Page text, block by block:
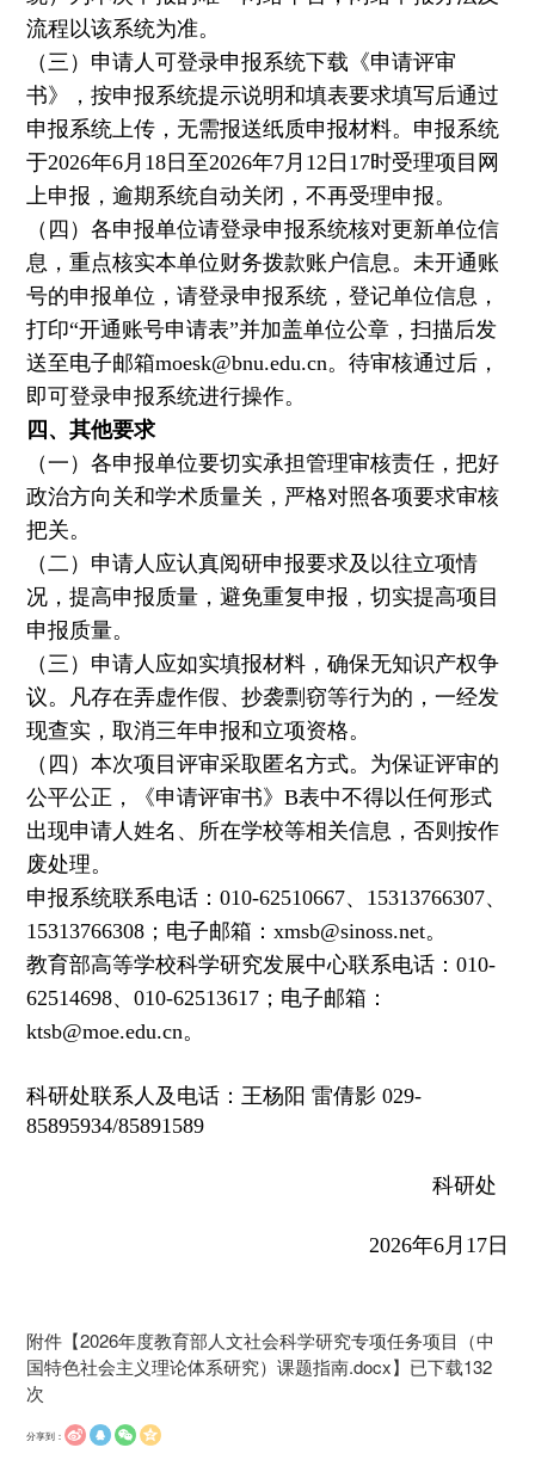
流程以该系统为准。
（三）申请人可登录申报系统下载《申请评审
书》，按申报系统提示说明和填表要求填写后通过
申报系统上传，无需报送纸质申报材料。申报系统
于2026年6月18日至2026年7月12日17时受理项目网
上申报，逾期系统自动关闭，不再受理申报。
（四）各申报单位请登录申报系统核对更新单位信
息，重点核实本单位财务拨款账户信息。未开通账
号的申报单位，请登录申报系统，登记单位信息，
打印“开通账号申请表”并加盖单位公章，扫描后发
送至电子邮箱moesk@bnu.edu.cn。待审核通过后，
即可登录申报系统进行操作。
四、其他要求
（一）各申报单位要切实承担管理审核责任，把好
政治方向关和学术质量关，严格对照各项要求审核
把关。
（二）申请人应认真阅研申报要求及以往立项情
况，提高申报质量，避免重复申报，切实提高项目
申报质量。
（三）申请人应如实填报材料，确保无知识产权争
议。凡存在弄虚作假、抄袭剽窃等行为的，一经发
现查实，取消三年申报和立项资格。
（四）本次项目评审采取匿名方式。为保证评审的
公平公正，《申请评审书》B表中不得以任何形式
出现申请人姓名、所在学校等相关信息，否则按作
废处理。
申报系统联系电话：010-62510667、15313766307、
15313766308；电子邮箱：xmsb@sinoss.net。
教育部高等学校科学研究发展中心联系电话：010-
62514698、010-62513617；电子邮箱：
ktsb@moe.edu.cn。
科研处联系人及电话：王杨阳 雷倩影 029-
85895934/85891589
科研处
2026年6月17日
附件【2026年度教育部人文社会科学研究专项任务项目（中
国特色社会主义理论体系研究）课题指南.docx】已下载132
次
分享到：